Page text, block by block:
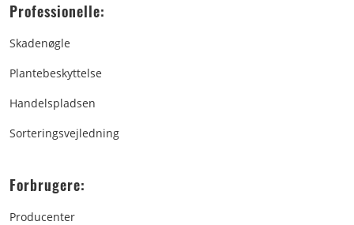
Professionelle:
Skadenøgle
Plantebeskyttelse
Handelspladsen
Sorteringsvejledning
Forbrugere:
Producenter